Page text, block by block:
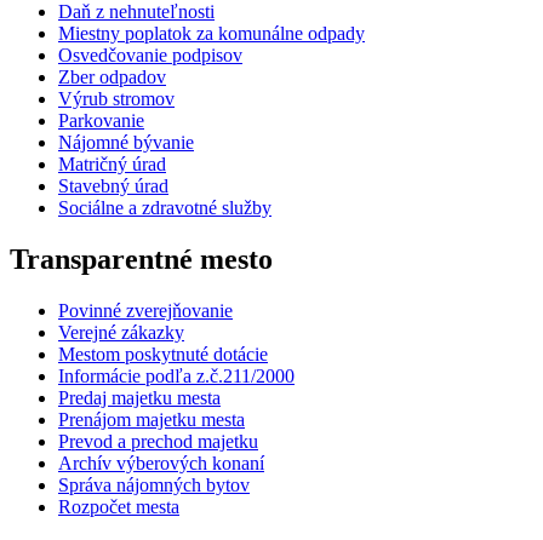
Daň z nehnuteľnosti
Miestny poplatok za komunálne odpady
Osvedčovanie podpisov
Zber odpadov
Výrub stromov
Parkovanie
Nájomné bývanie
Matričný úrad
Stavebný úrad
Sociálne a zdravotné služby
Transparentné mesto
Povinné zverejňovanie
Verejné zákazky
Mestom poskytnuté dotácie
Informácie podľa z.č.211/2000
Predaj majetku mesta
Prenájom majetku mesta
Prevod a prechod majetku
Archív výberových konaní
Správa nájomných bytov
Rozpočet mesta